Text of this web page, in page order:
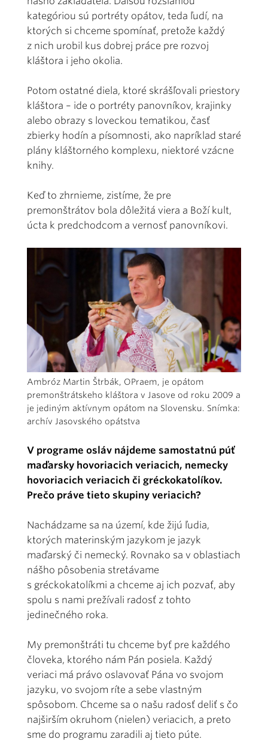
kategóriou sú portréty opátov, teda ľudí, na
ktorých si chceme spomínať, pretože každý
z nich urobil kus dobrej práce pre rozvoj
kláštora i jeho okolia.
Potom ostatné diela, ktoré skrášľovali priestory
kláštora – ide o portréty panovníkov, krajinky
alebo obrazy s loveckou tematikou, časť
zbierky hodín a písomnosti, ako napríklad staré
plány kláštorného komplexu, niektoré vzácne
knihy.
Keď to zhrnieme, zistíme, že pre
premonštrátov bola dôležitá viera a Boží kult,
úcta k predchodcom a vernosť panovníkovi.
Ambróz Martin Štrbák, OPraem, je opátom
premonštrátskeho kláštora v Jasove od roku 2009 a
je jediným aktívnym opátom na Slovensku. Snímka:
archív Jasovského opátstva
V programe osláv nájdeme samostatnú púť
maďarsky hovoriacich veriacich, nemecky
hovoriacich veriacich či gréckokatolíkov.
Prečo práve tieto skupiny veriacich?
Nachádzame sa na území, kde žijú ľudia,
ktorých materinským jazykom je jazyk
maďarský či nemecký. Rovnako sa v oblastiach
nášho pôsobenia stretávame
s gréckokatolíkmi a chceme aj ich pozvať, aby
spolu s nami prežívali radosť z tohto
jedinečného roka.
My premonštráti tu chceme byť pre každého
človeka, ktorého nám Pán posiela. Každý
veriaci má právo oslavovať Pána vo svojom
jazyku, vo svojom ríte a sebe vlastným
spôsobom. Chceme sa o našu radosť deliť s čo
najširším okruhom (nielen) veriacich, a preto
sme do programu zaradili aj tieto púte.